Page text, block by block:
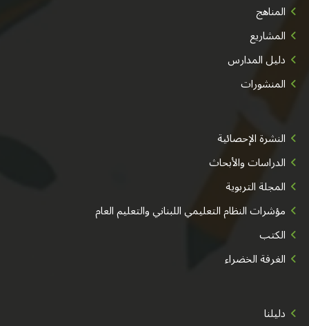
المناهج
المشاريع
دليل المدارس
المنشورات
النشرة الإحصائية
الدراسات والأبحاث
المجلة التربوية
مؤشرات النظام التعليمي اللبناني والتعليم العام
الكتب
الغرفة الخضراء
دليلنا